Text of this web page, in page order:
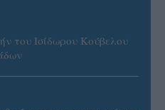
του Ισίδωρου Κούβελου